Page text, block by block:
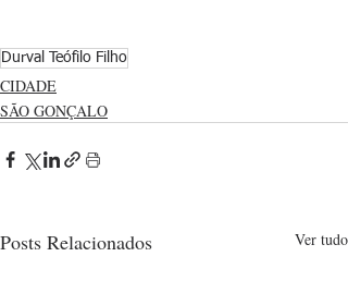
Durval Teófilo Filho
CIDADE
SÃO GONÇALO
Posts Relacionados Ver tudo